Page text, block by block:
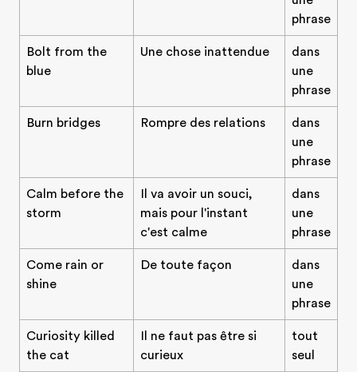
phrase
Bolt from the
blue
Une chose inattendue
dans
une
phrase
Burn bridges Rompre des relations
dans
une
phrase
Calm before the
storm
Il va avoir un souci,
mais pour l'instant
c'est calme
dans
une
phrase
Come rain or
shine
De toute façon
dans
une
phrase
Curiosity killed
the cat
Il ne faut pas être si
curieux
tout
seul